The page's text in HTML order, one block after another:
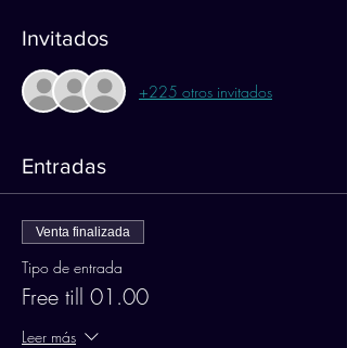
Invitados
+225 otros invitados
Entradas
Venta finalizada
Tipo de entrada
Free till 01.00
Leer más